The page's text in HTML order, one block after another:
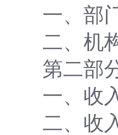
一、部
二、机
第二部
一、收
二、收